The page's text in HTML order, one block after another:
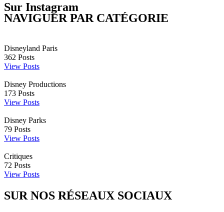
Sur Instagram
NAVIGUER PAR CATÉGORIE
Disneyland Paris
362 Posts
View Posts
Disney Productions
173 Posts
View Posts
Disney Parks
79 Posts
View Posts
Critiques
72 Posts
View Posts
SUR NOS RÉSEAUX SOCIAUX